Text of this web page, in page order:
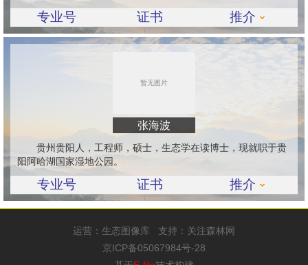
专业号 证书 推介
张海波
贵州贵阳人，工程师，硕士，生态学在读博士，现就职于贵
阳阿哈湖国家湿地公园。
专业号 证书 推介
运营： 生态图像库 支持： 关注森林网
京ICP备05067984号-28